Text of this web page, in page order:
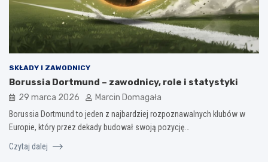
SKŁADY I ZAWODNICY
Borussia Dortmund – zawodnicy, role i statystyki
29 marca 2026 Marcin Domagała
Borussia Dortmund to jeden z najbardziej rozpoznawalnych klubów w
Europie, który przez dekady budował swoją pozycję…
Czytaj dalej